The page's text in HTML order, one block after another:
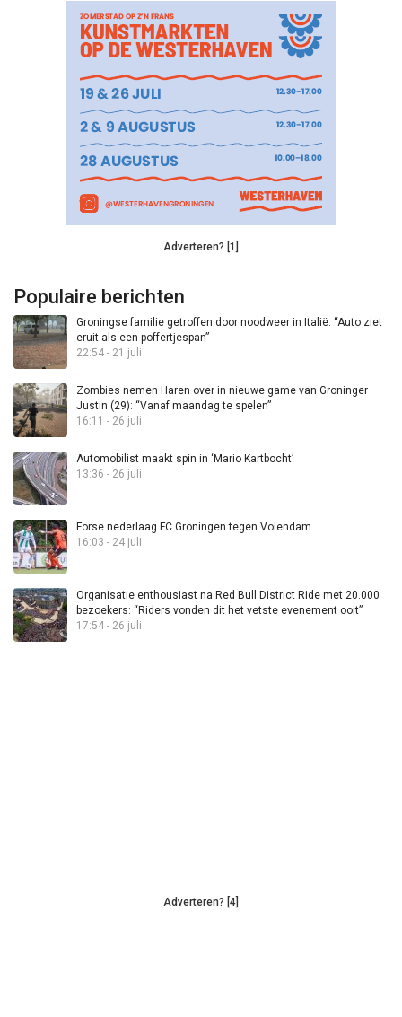
Adverteren? [1]
Populaire berichten
Groningse familie getroffen door noodweer in Italië: “Auto ziet
eruit als een poffertjespan”
22:54 - 21 juli
Zombies nemen Haren over in nieuwe game van Groninger
Justin (29): “Vanaf maandag te spelen”
16:11 - 26 juli
Automobilist maakt spin in ‘Mario Kartbocht’
13:36 - 26 juli
Forse nederlaag FC Groningen tegen Volendam
16:03 - 24 juli
Organisatie enthousiast na Red Bull District Ride met 20.000
bezoekers: “Riders vonden dit het vetste evenement ooit”
17:54 - 26 juli
Adverteren? [4]